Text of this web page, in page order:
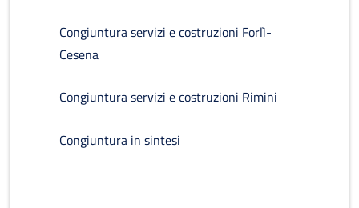
Congiuntura servizi e costruzioni Forlì-
Cesena
Congiuntura servizi e costruzioni Rimini
Congiuntura in sintesi